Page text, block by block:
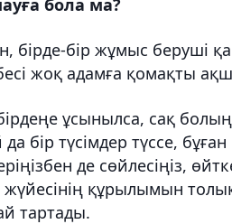
бірде-бір жұмыс беруші
жоқ адамға қомақты
ұсынылса, сақ
да бір түсімдер түссе,
де сөйлесіңіз,
құрылымын
тартады.